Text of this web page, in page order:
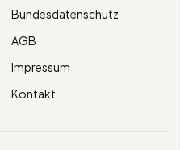
Bundesdatenschutz
AGB
Impressum
Kontakt